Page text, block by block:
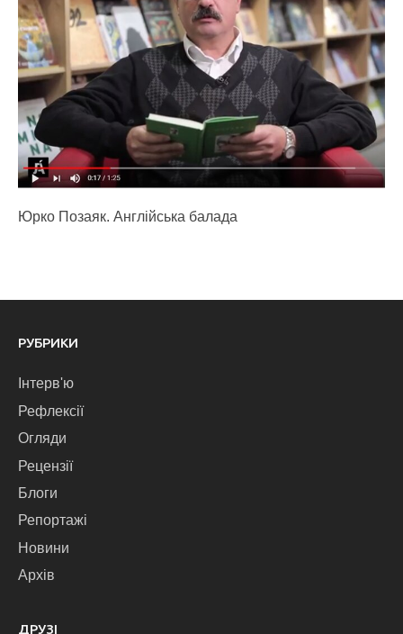
Юрко Позаяк. Англійська балада
РУБРИКИ
Інтерв'ю
Рефлексії
Огляди
Рецензії
Блоги
Репортажі
Новини
Архів
ДРУЗІ